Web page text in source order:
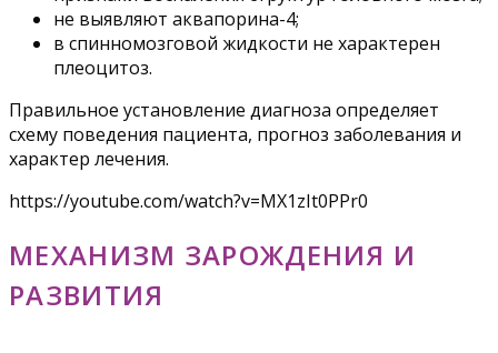
не выявляют аквапорина-4;
в спинномозговой жидкости не характерен
плеоцитоз.
Правильное установление диагноза определяет
схему поведения пациента, прогноз заболевания и
характер лечения.
https://youtube.com/watch?v=MX1zIt0PPr0
МЕХАНИЗМ ЗАРОЖДЕНИЯ И
РАЗВИТИЯ